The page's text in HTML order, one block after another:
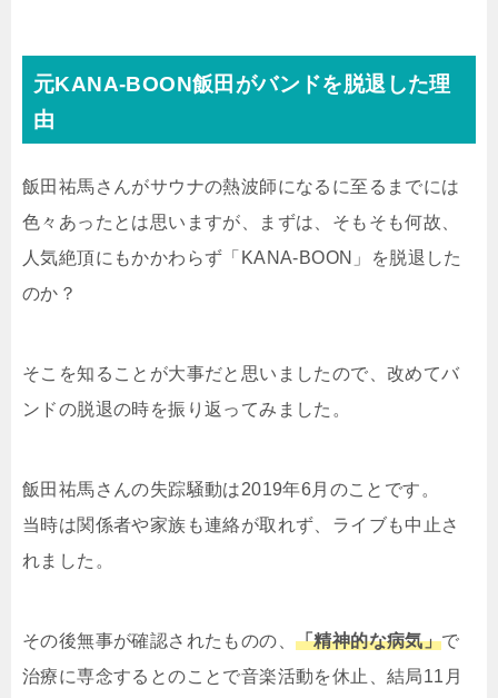
元KANA-BOON飯田がバンドを脱退した理
由
飯田祐馬さんがサウナの熱波師になるに至るまでには
色々あったとは思いますが、まずは、そもそも何故、
人気絶頂にもかかわらず「KANA-BOON」を脱退した
のか？
そこを知ることが大事だと思いましたので、改めてバ
ンドの脱退の時を振り返ってみました。
飯田祐馬さんの失踪騒動は2019年6月のことです。
当時は関係者や家族も連絡が取れず、ライブも中止さ
れました。
その後無事が確認されたものの、 「精神的な病気」で
治療に専念するとのことで音楽活動を休止、結局11月